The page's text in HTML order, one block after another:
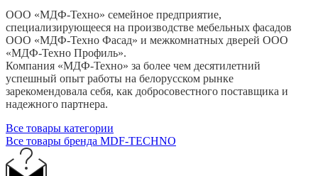
ООО «МДФ-Техно» семейное предприятие,
специализирующееся на производстве мебельных фасадов
ООО «МДФ-Техно Фасад» и межкомнатных дверей ООО
«МДФ-Техно Профиль».
Компания «МДФ-Техно» за более чем десятилетний
успешный опыт работы на белорусском рынке
зарекомендовала себя, как добросовестного поставщика и
надежного партнера.
Все товары категории
Все товары бренда MDF-TECHNO